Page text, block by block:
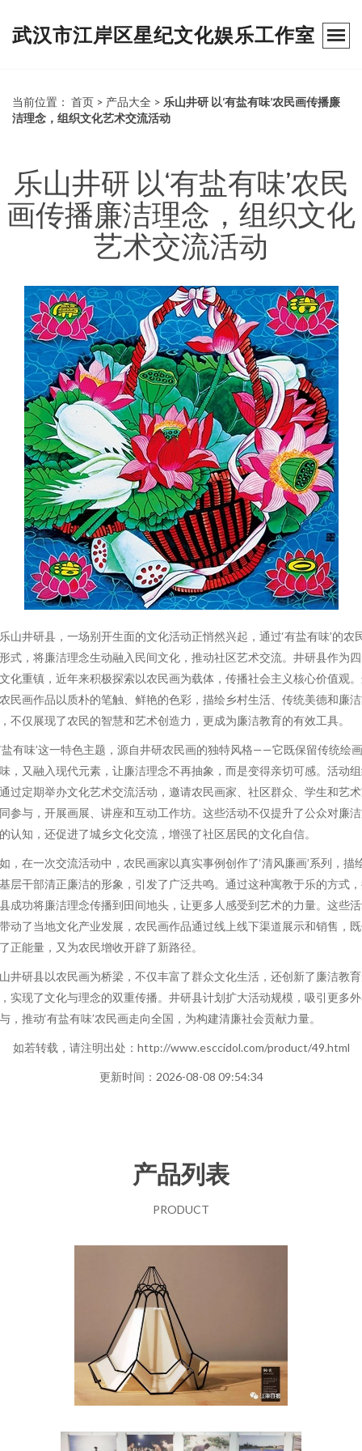
武汉市江岸区星纪文化娱乐工作室
当前位置： 首页 > 产品大全 > 乐山井研 以‘有盐有味’农民画传播廉
洁理念，组织文化艺术交流活动
乐山井研 以‘有盐有味’农民
画传播廉洁理念，组织文化
艺术交流活动
山井研县，一场别开生面的文化活动正悄然兴起，通过‘有盐有味’的农
式，将廉洁理念生动融入民间文化，推动社区艺术交流。井研县作为
化重镇，近年来积极探索以农民画为载体，传播社会主义核心价值观
民画作品以质朴的笔触、鲜艳的色彩，描绘乡村生活、传统美德和廉
不仅展现了农民的智慧和艺术创造力，更成为廉洁教育的有效工具。
盐有味’这一特色主题，源自井研农民画的独特风格——它既保留传统绘
，又融入现代元素，让廉洁理念不再抽象，而是变得亲切可感。活动
过定期举办文化艺术交流活动，邀请农民画家、社区群众、学生和艺
参与，开展画展、讲座和互动工作坊。这些活动不仅提升了公众对廉
认知，还促进了城乡文化交流，增强了社区居民的文化自信。
，在一次交流活动中，农民画家以真实事例创作了‘清风廉画’系列，描
层干部清正廉洁的形象，引发了广泛共鸣。通过这种寓教于乐的方式
成功将廉洁理念传播到田间地头，让更多人感受到艺术的力量。这些
动了当地文化产业发展，农民画作品通过线上线下渠道展示和销售，
正能量，又为农民增收开辟了新路径。
井研县以农民画为桥梁，不仅丰富了群众文化生活，还创新了廉洁教
实现了文化与理念的双重传播。井研县计划扩大活动规模，吸引更多
，推动‘有盐有味’农民画走向全国，为构建清廉社会贡献力量。
如若转载，请注明出处：http://www.esccidol.com/product/49.html
更新时间：2026-08-08 09:54:34
产品列表
PRODUCT